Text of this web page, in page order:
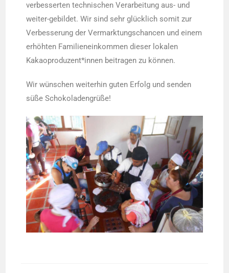
verbesserten technischen Verarbeitung aus- und
weiter-gebildet. Wir sind sehr glücklich somit zur
Verbesserung der Vermarktungschancen und einem
erhöhten Familieneinkommen dieser lokalen
Kakaoproduzent*innen beitragen zu können.
Wir wünschen weiterhin guten Erfolg und senden
süße Schokoladengrüße!